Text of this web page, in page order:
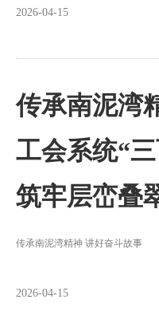
2026-04-15
传承南泥湾
工会系统“
筑牢层峦叠
传承南泥湾精神 讲好奋斗故事
2026-04-15